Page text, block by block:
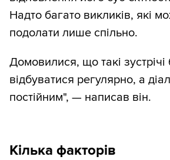
Надто багато викликів, які
подолати лише спільно.
Домовилися, що такі зустрічі
відбуватися регулярно, а
постійним", — написав він.
Кілька факторів